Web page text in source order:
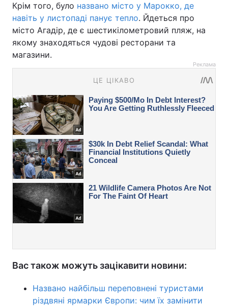
Крім того, було названо місто у Марокко, де
навіть у листопаді панує тепло. Йдеться про
місто Агадір, де є шестикілометровий пляж, на
якому знаходяться чудові ресторани та
магазини.
Реклама
Вас також можуть зацікавити новини:
Названо найбільш переповнені туристами
різдвяні ярмарки Європи: чим їх замінити